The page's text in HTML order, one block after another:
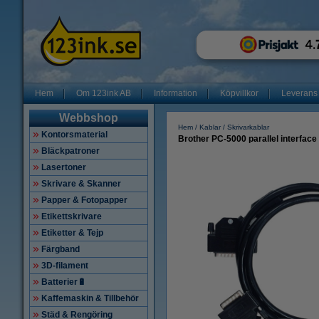
Hem Om 123ink AB Information Köpvillkor Leverans
Webbshop
Kontorsmaterial
Bläckpatroner
Lasertoner
Skrivare & Skanner
Papper & Fotopapper
Etikettskrivare
Etiketter & Tejp
Färgband
3D-filament
Batterier🔋
Kaffemaskin & Tillbehör
Städ & Rengöring
Hem Kablar Skrivarkablar
Brother PC-5000 parallel interface